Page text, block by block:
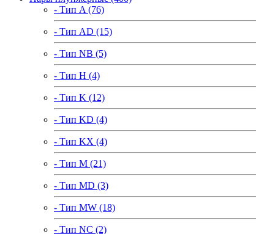
- Тип A (76)
- Тип AD (15)
- Тип NB (5)
- Тип H (4)
- Тип K (12)
- Тип KD (4)
- Тип KX (4)
- Тип M (21)
- Тип MD (3)
- Тип MW (18)
- Тип NC (2)